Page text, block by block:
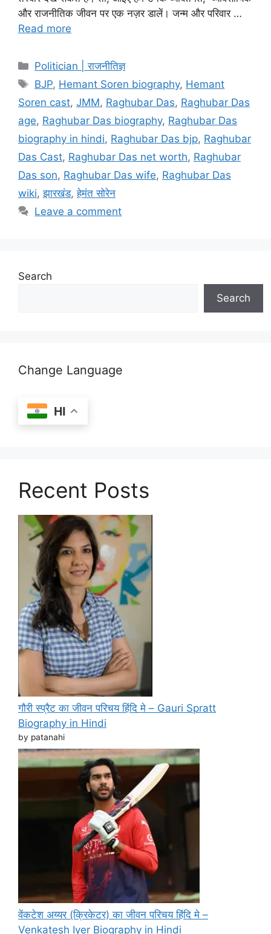
और राजनीतिक जीवन पर एक नज़र डालें। जन्म और परिवार …
Read more
Categories
Politician | राजनीतिज्ञ
Tags
BJP, Hemant Soren biography, Hemant
Soren cast, JMM, Raghubar Das, Raghubar Das
age, Raghubar Das biography, Raghubar Das
biography in hindi, Raghubar Das bjp, Raghubar
Das Cast, Raghubar Das net worth, Raghubar
Das son, Raghubar Das wife, Raghubar Das
wiki,झारखंड,हेमंत सोरेन
Leave a comment
Search
Search
Change Language
HI
Recent Posts
गौरी स्प्रैट का जीवन परिचय हिंदि मे – Gauri Spratt
Biography in Hindi
by patanahi
वेंकटेश अय्यर (क्रिकेटर) का जीवन परिचय हिंदि मे –
Venkatesh Iyer Biography in Hindi